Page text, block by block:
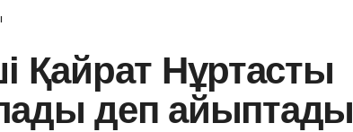
Қайрат Нұртасты
деп айыптады